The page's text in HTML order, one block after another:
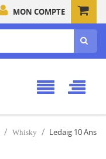
MON COMPTE
Whisky
Ledaig 10 Ans